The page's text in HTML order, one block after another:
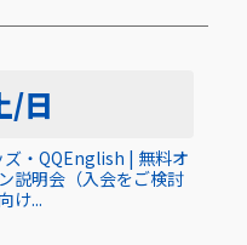
/日
ズ・QQEnglish | 無料オ
説明会（入会をご検討
け...